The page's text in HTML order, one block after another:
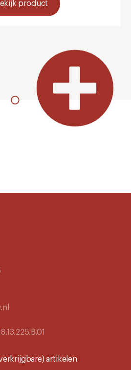
product
artikelen